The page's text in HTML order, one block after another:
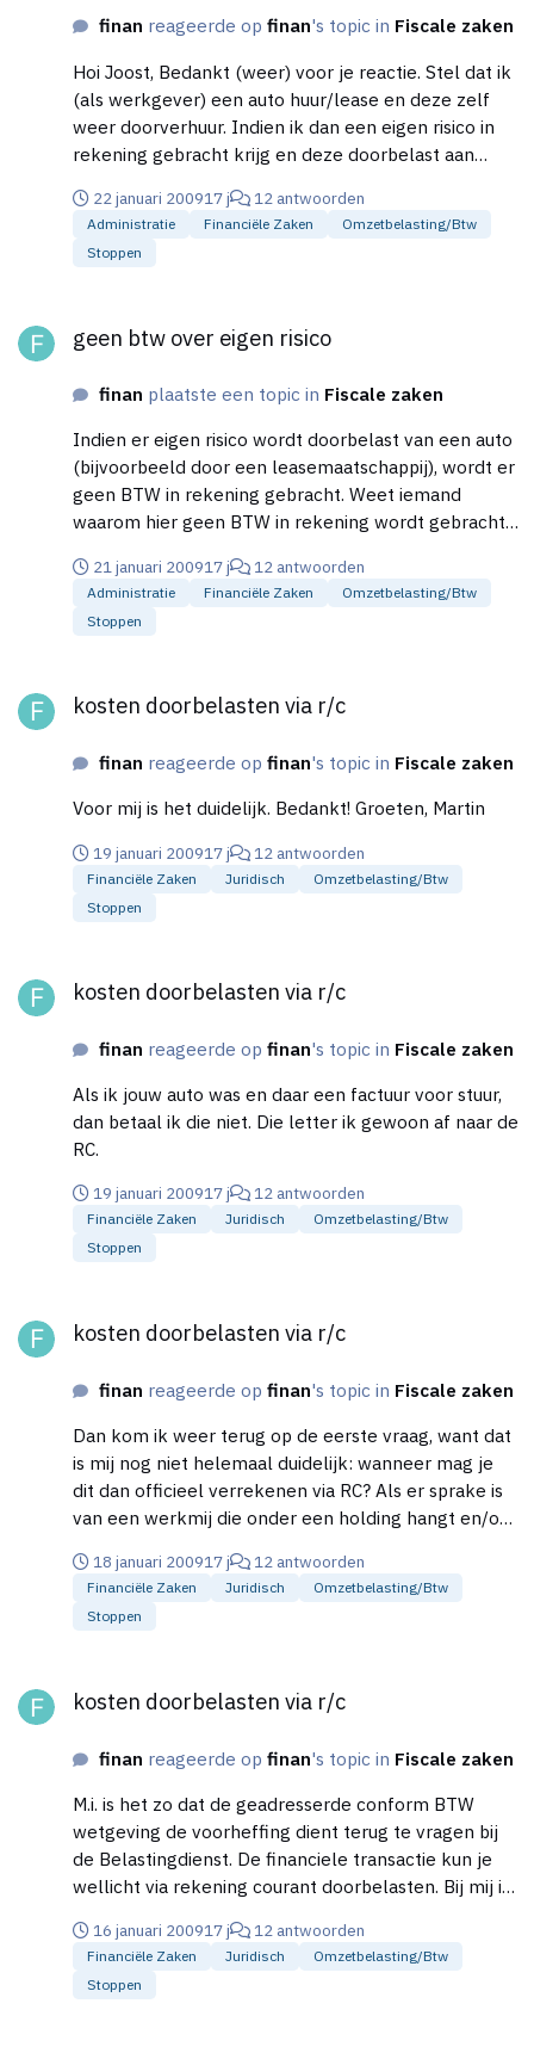
finan reageerde opfinan's topic in Fiscale zaken
Hoi Joost, Bedankt (weer) voor je reactie. Stel dat ik
(als werkgever) een auto huur/lease en deze zelf
weer doorverhuur. Indien ik dan een eigen risico in
rekening gebracht krijg en deze doorbelast aan
ook eigen risico in rekening brengen zonder BTW op
de factuur te zetten (ik ben geen verzekeraar). En
hoef ik dit dan ook niet op de aangifte BTW te
22 januari 200917 j 12 antwoorden
Administratie Financiële Zaken
Omzetbelasting/btw
Stoppen
geen btw over eigen risico
finan plaatste een topic in Fiscale zaken
Indien er eigen risico wordt doorbelast van een auto
(bijvoorbeeld door een leasemaatschappij), wordt er
geen BTW in rekening gebracht. Weet iemand
waarom hier geen BTW in rekening wordt gebracht?
21 januari 200917 j 12 antwoorden
Administratie Financiële Zaken
Omzetbelasting/btw
Stoppen
kosten doorbelasten via r/c
finan reageerde opfinan's topic in Fiscale zaken
Voor mij is het duidelijk. Bedankt! Groeten, Martin
19 januari 200917 j 12 antwoorden
Financiële Zaken Juridisch
Omzetbelasting/btw
Stoppen
kosten doorbelasten via r/c
finan reageerde opfinan's topic in Fiscale zaken
Als ik jouw auto was en daar een factuur voor stuur,
dan betaal ik die niet. Die letter ik gewoon af naar de
RC.
19 januari 200917 j 12 antwoorden
Financiële Zaken Juridisch
Omzetbelasting/btw
Stoppen
kosten doorbelasten via r/c
finan reageerde opfinan's topic in Fiscale zaken
Dan kom ik weer terug op de eerste vraag, want dat
is mij nog niet helemaal duidelijk: wanneer mag je
dit dan officieel verrekenen via RC? Als er sprake is
van een werkmij die onder een holding hangt en/of
regels voor zijn. En hoe zit het met de BTW. Kan je
alles via RC verrekenen zonder BTW? Of gaat dat
alleen als er sprake is ven een fiscale eenheid? Is dit
18 januari 200917 j 12 antwoorden
Financiële Zaken Juridisch
Omzetbelasting/btw
Stoppen
kosten doorbelasten via r/c
finan reageerde opfinan's topic in Fiscale zaken
M.i. is het zo dat de geadresserde conform BTW
wetgeving de voorheffing dient terug te vragen bij
de Belastingdienst. De financiele transactie kun je
wellicht via rekening courant doorbelasten. Bij mij is
doorbelast mag worden. Is hier wetgeving of
jurisprudentie over?
16 januari 200917 j 12 antwoorden
Financiële Zaken Juridisch
Omzetbelasting/btw
Stoppen